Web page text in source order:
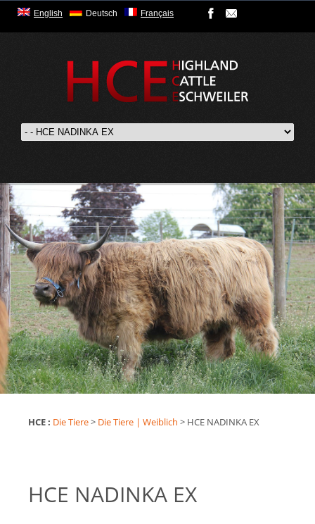
English Deutsch Français
HCE : Die Tiere> Die Tiere | Weiblich > HCE NADINKA EX
HCE NADINKA EX